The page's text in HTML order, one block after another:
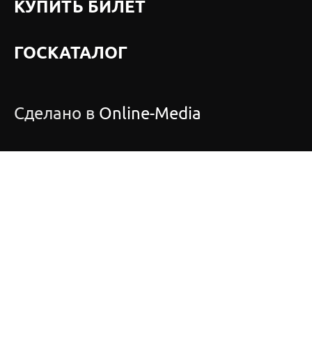
КУПИТЬ БИЛЕТ
ГОСКАТАЛОГ
Сделано в Online-Media